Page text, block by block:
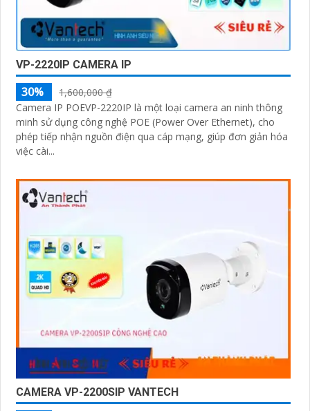
VP-2220IP CAMERA IP
30%
1,600,000 ₫
Camera IP POEVP-2220IP là một loại camera an ninh thông
minh sử dụng công nghệ POE (Power Over Ethernet), cho
phép tiếp nhận nguồn điện qua cáp mạng, giúp đơn giản hóa
việc cài...
CAMERA VP-2200SIP VANTECH